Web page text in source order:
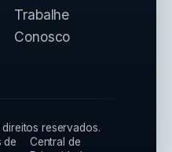
Trabalhe
Conosco
reservados.
de
Central de